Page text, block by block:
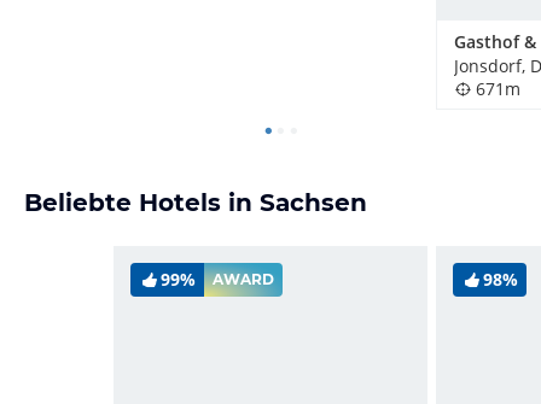
Jonsdorf,
671m
Beliebte Hotels in Sachsen
99% AWARD 98%